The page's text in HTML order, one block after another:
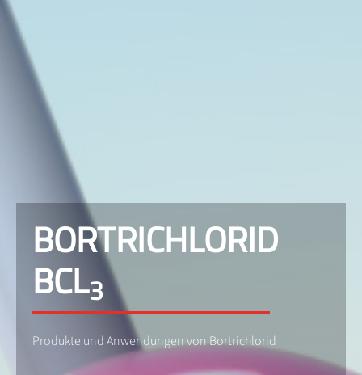
BORTRICHLORID
BCL3
Produkte und Anwendungen von Bortrichlorid